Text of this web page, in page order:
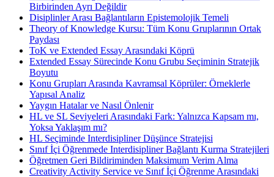
Birbirinden Ayrı Değildir
Disiplinler Arası Bağlantıların Epistemolojik Temeli
Theory of Knowledge Kursu: Tüm Konu Gruplarının Ortak
Paydası
ToK ve Extended Essay Arasındaki Köprü
Extended Essay Sürecinde Konu Grubu Seçiminin Stratejik
Boyutu
Konu Grupları Arasında Kavramsal Köprüler: Örneklerle
Yapısal Analiz
Yaygın Hatalar ve Nasıl Önlenir
HL ve SL Seviyeleri Arasındaki Fark: Yalnızca Kapsam mı,
Yoksa Yaklaşım mı?
HL Seçiminde Interdisipliner Düşünce Stratejisi
Sınıf İçi Öğrenmede Interdisipliner Bağlantı Kurma Stratejileri
Öğretmen Geri Bildiriminden Maksimum Verim Alma
Creativity Activity Service ve Sınıf İçi Öğrenme Arasındaki